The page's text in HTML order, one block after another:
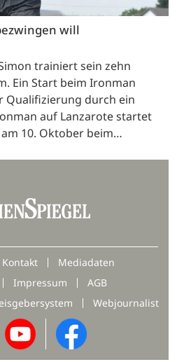
will
trainiert sein zehn
Ein Start beim Ironman
Qualifizierung durch ein
auf Lanzarote startet
10. Oktober beim…
Kontakt
Mediadaten
Impressum
AGB
Webjournalist